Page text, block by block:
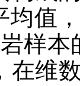
均值
样本
在维